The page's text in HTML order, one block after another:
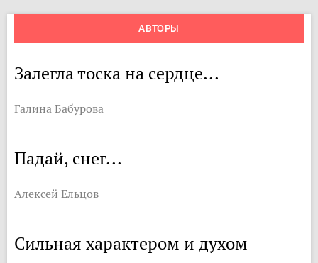
АВТОРЫ
Залегла тоска на сердце...
Галина Бабурова
Падай, снег...
Алексей Ельцов
Сильная характером и духом